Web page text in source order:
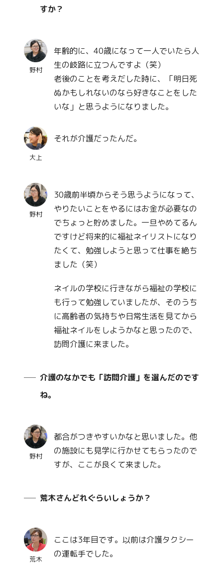
すか？
野村
年齢的に、40歳になって一人でいたら人
生の岐路に立つんですよ（笑）
老後のことを考えだした時に、「明日死
ぬかもしれないのなら好きなことをした
いな」と思うようになりました。
大上
それが介護だったんだ。
野村
30歳前半頃からそう思うようになって、
やりたいことをやるにはお金が必要なの
でちょっと貯めました。一旦やめてるん
ですけど将来的に福祉ネイリストになり
たくて、勉強しようと思って仕事を絶ち
ました（笑）
ネイルの学校に行きながら福祉の学校に
も行って勉強していましたが、そのうち
に高齢者の気持ちや日常生活を見てから
福祉ネイルをしようかなと思ったので、
訪問介護に来ました。
介護のなかでも「訪問介護」を選んだのです
ね。
野村
都合がつきやすいかなと思いました。他
の施設にも見学に行かせてもらったので
すが、ここが良くて来ました。
荒木さんどれぐらいしょうか？
荒木
ここは3年目です。以前は介護タクシー
の運転手でした。